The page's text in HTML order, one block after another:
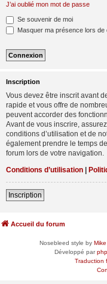
J’ai oublié mon mot de passe
Se souvenir de moi
Masquer ma présence lors de
Inscription
Vous devez être inscrit avant
rapide et vous offre de
peuvent accorder des
Avant de vous inscrire,
conditions d’utilisation et de
également prendre le temps
forum lors de votre navigation.
Conditions d’utilisation |
Inscription
Accueil du forum
Nosebleed style by
Développé par
Traduction